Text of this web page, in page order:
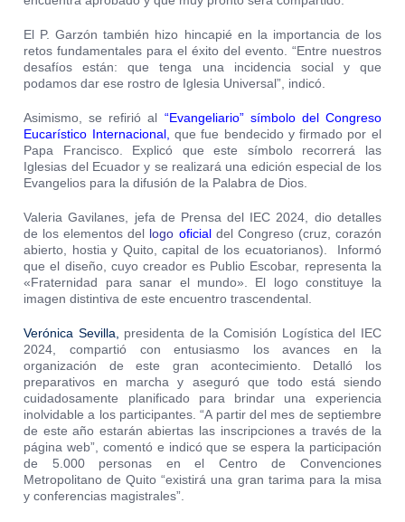
El P. Garzón también hizo hincapié en la importancia de los
retos fundamentales para el éxito del evento. “Entre nuestros
desafíos están: que tenga una incidencia social y que
podamos dar ese rostro de Iglesia Universal”, indicó.
Asimismo, se refirió al “Evangeliario” símbolo del Congreso
Eucarístico Internacional, que fue bendecido y firmado por el
Papa Francisco. Explicó que este símbolo recorrerá las
Iglesias del Ecuador y se realizará una edición especial de los
Evangelios para la difusión de la Palabra de Dios.
Valeria Gavilanes, jefa de Prensa del IEC 2024, dio detalles
de los elementos del logo oficial del Congreso (cruz, corazón
abierto, hostia y Quito, capital de los ecuatorianos). Informó
que el diseño, cuyo creador es Publio Escobar, representa la
«Fraternidad para sanar el mundo». El logo constituye la
imagen distintiva de este encuentro trascendental.
Verónica Sevilla,
presidenta de la Comisión Logística del IEC
2024, compartió con entusiasmo los avances en la
organización de este gran acontecimiento. Detalló los
preparativos en marcha y aseguró que todo está siendo
cuidadosamente planificado para brindar una experiencia
inolvidable a los participantes. “A partir del mes de septiembre
de este año estarán abiertas las inscripciones a través de la
página web”, comentó e indicó que se espera la participación
de 5.000 personas en el Centro de Convenciones
Metropolitano de Quito “existirá una gran tarima para la misa
y conferencias magistrales”.